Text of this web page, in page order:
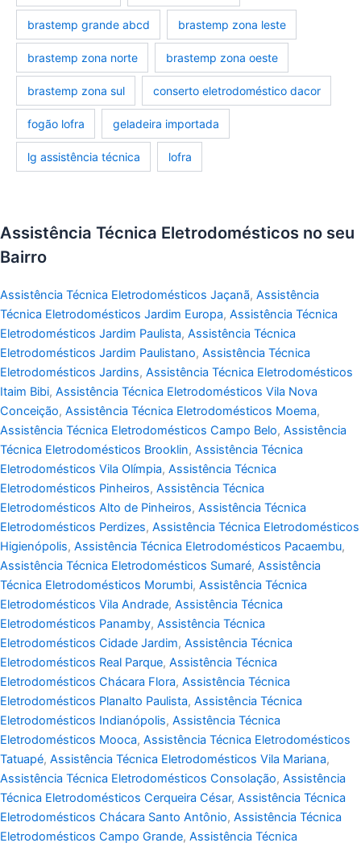
brastemp grande abcd brastemp zona leste
brastemp zona norte brastemp zona oeste
brastemp zona sul conserto eletrodoméstico dacor
fogão lofra geladeira importada
lg assistência técnica lofra
Assistência Técnica Eletrodomésticos no seu
Bairro
Assistência Técnica Eletrodomésticos Jaçanã, Assistência
Técnica Eletrodomésticos Jardim Europa, Assistência Técnica
Eletrodomésticos Jardim Paulista, Assistência Técnica
Eletrodomésticos Jardim Paulistano, Assistência Técnica
Eletrodomésticos Jardins, Assistência Técnica Eletrodomésticos
Itaim Bibi, Assistência Técnica Eletrodomésticos Vila Nova
Conceição, Assistência Técnica Eletrodomésticos Moema,
Assistência Técnica Eletrodomésticos Campo Belo, Assistência
Técnica Eletrodomésticos Brooklin, Assistência Técnica
Eletrodomésticos Vila Olímpia, Assistência Técnica
Eletrodomésticos Pinheiros, Assistência Técnica
Eletrodomésticos Alto de Pinheiros, Assistência Técnica
Eletrodomésticos Perdizes, Assistência Técnica Eletrodomésticos
Higienópolis, Assistência Técnica Eletrodomésticos Pacaembu,
Assistência Técnica Eletrodomésticos Sumaré, Assistência
Técnica Eletrodomésticos Morumbi, Assistência Técnica
Eletrodomésticos Vila Andrade, Assistência Técnica
Eletrodomésticos Panamby, Assistência Técnica
Eletrodomésticos Cidade Jardim, Assistência Técnica
Eletrodomésticos Real Parque, Assistência Técnica
Eletrodomésticos Chácara Flora, Assistência Técnica
Eletrodomésticos Planalto Paulista, Assistência Técnica
Eletrodomésticos Indianópolis, Assistência Técnica
Eletrodomésticos Mooca, Assistência Técnica Eletrodomésticos
Tatuapé, Assistência Técnica Eletrodomésticos Vila Mariana,
Assistência Técnica Eletrodomésticos Consolação, Assistência
Técnica Eletrodomésticos Cerqueira César, Assistência Técnica
Eletrodomésticos Chácara Santo Antônio, Assistência Técnica
Eletrodomésticos Campo Grande, Assistência Técnica